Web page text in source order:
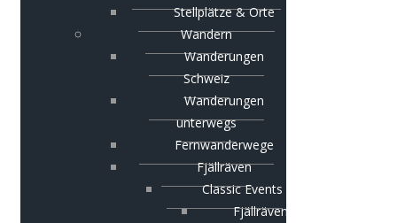
Stellplätze & Orte
Wandern
Wanderungen
Schweiz
Wanderungen
unterwegs
Fernwanderwege
Fjällräven
Classic Events
Fjällräven